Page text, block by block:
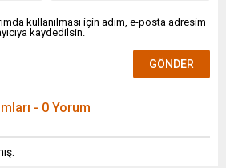
kullanılması için adım, e-posta adresim
kaydedilsin.
- 0 Yorum